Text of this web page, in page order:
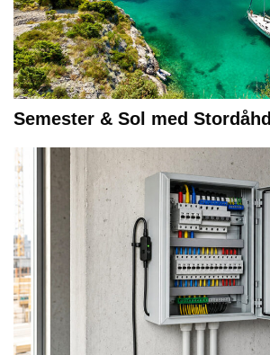
Semester & Sol med Stordåhd